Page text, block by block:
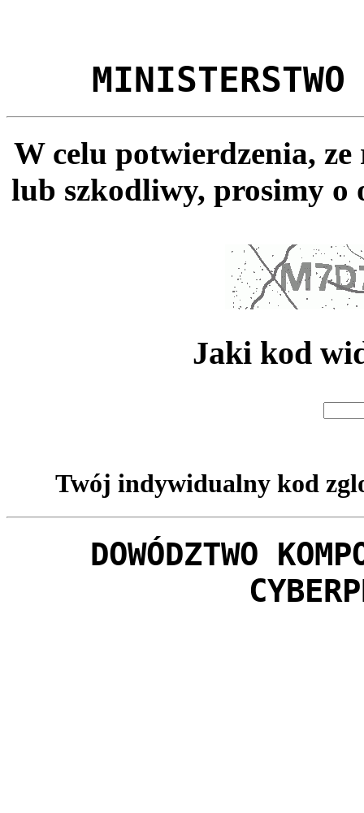
MINISTERSTWO
W celu potwierdzenia,
lub szkodliwy, prosimy o
Jaki kod
Twój indywidualny kod
DOWÓDZTWO